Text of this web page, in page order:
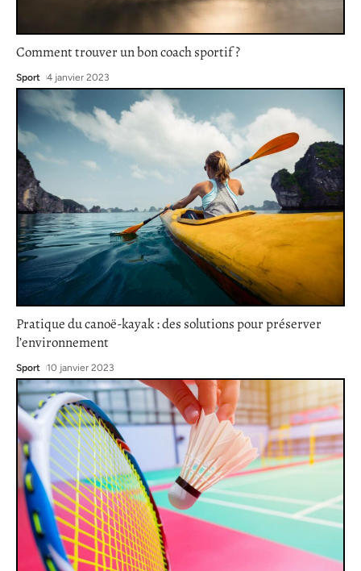
Comment trouver un bon coach sportif ?
Sport 4 janvier 2023
Pratique du canoë-kayak : des solutions pour préserver
l’environnement
Sport 10 janvier 2023